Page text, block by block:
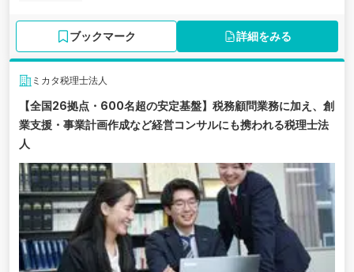
ブックマーク 詳細をみる
ミカタ税理士法人
【全国26拠点・600名超の安定基盤】税務顧問業務に加え、創
業支援・事業計画作成など経営コンサルにも携われる税理士法
人